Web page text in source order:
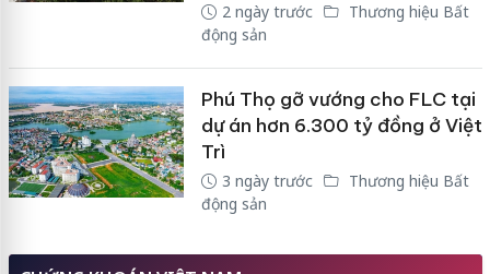
2 ngày trước
Thương hiệu Bất
động sản
Phú Thọ gỡ vướng cho FLC tại
dự án hơn 6.300 tỷ đồng ở Việt
Trì
3 ngày trước
Thương hiệu Bất
động sản